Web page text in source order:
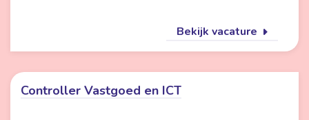
Bekijk vacature
Controller Vastgoed en ICT